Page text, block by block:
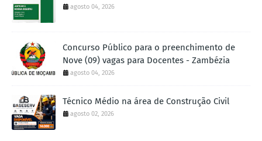
agosto 04, 2026
Concurso Público para o preenchimento de
Nove (09) vagas para Docentes - Zambézia
agosto 04, 2026
Técnico Médio na área de Construção Civil
agosto 02, 2026